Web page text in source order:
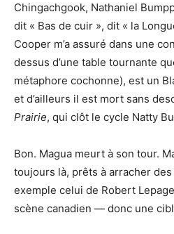
Chingachgook, Nathaniel
dit « Bas de cuir », dit « la
Cooper m’a assuré dans une
dessus d’une table tournante
métaphore cochonne), est un
et d’ailleurs il est mort sans
Prairie, qui clôt le cycle Natty
Bon. Magua meurt à son tour.
toujours là, prêts à arracher
exemple celui de Robert
scène canadien — donc une